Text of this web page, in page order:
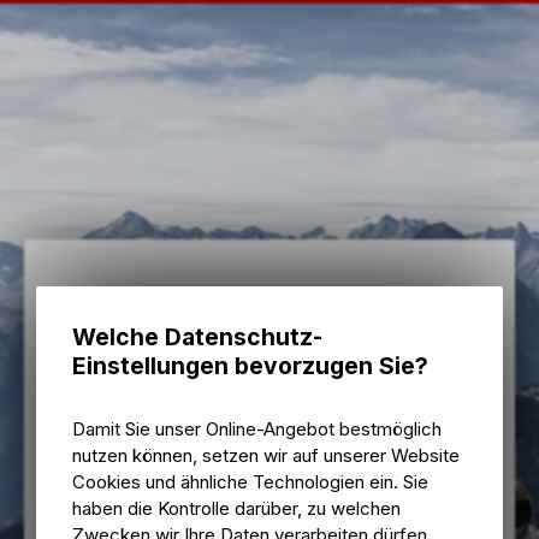
Bike Zone AG
E-Mail eingeben
Passwort eingeben
Welche Datenschutz-
Einstellungen bevorzugen Sie?
Damit Sie unser Online-Angebot bestmöglich
nutzen können, setzen wir auf unserer Website
Cookies und ähnliche Technologien ein. Sie
haben die Kontrolle darüber, zu welchen
Zwecken wir Ihre Daten verarbeiten dürfen.